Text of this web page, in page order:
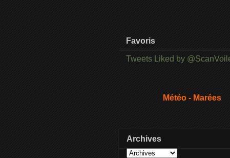
Favoris
Tweets Liked by
Météo - Marées
Archives